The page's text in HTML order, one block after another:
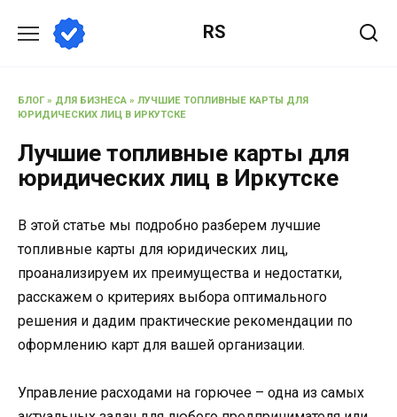
содержанию
RS
БЛОГ» ДЛЯ БИЗНЕСА » ЛУЧШИЕ ТОПЛИВНЫЕ КАРТЫ ДЛЯ
ЮРИДИЧЕСКИХ ЛИЦ В ИРКУТСКЕ
Лучшие топливные карты для
юридических лиц в Иркутске
В этой статье мы подробно разберем лучшие
топливные карты для юридических лиц,
проанализируем их преимущества и недостатки,
расскажем о критериях выбора оптимального
решения и дадим практические рекомендации по
оформлению карт для вашей организации.
Управление расходами на горючее – одна из самых